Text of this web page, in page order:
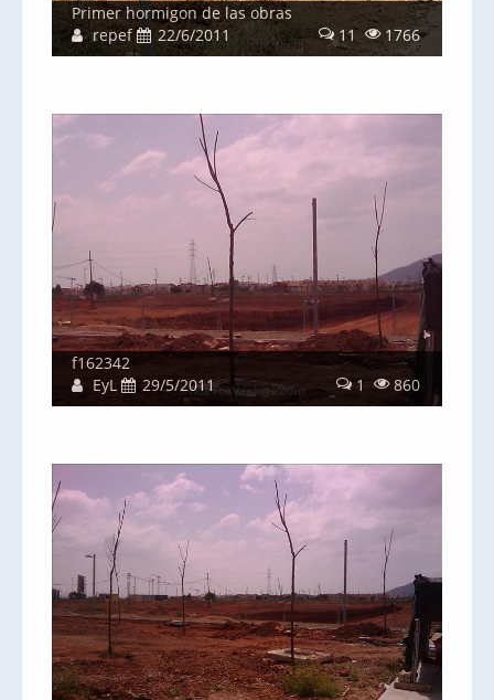
Primer hormigon de las obras
repef
22/6/2011 11 1766
f162342
EyL
29/5/2011 1 860